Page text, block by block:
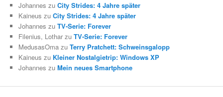
Johannes zuCity Strides: 4 Jahre später
Kaineus zuCity Strides: 4 Jahre später
Johannes zuTV-Serie: Forever
Filenius, Lothar zuTV-Serie: Forever
MedusasOma zuTerry Pratchett: Schweinsgalopp
Kaineus zu Kleiner Nostalgietrip: Windows XP
Johannes zuMein neues Smartphone